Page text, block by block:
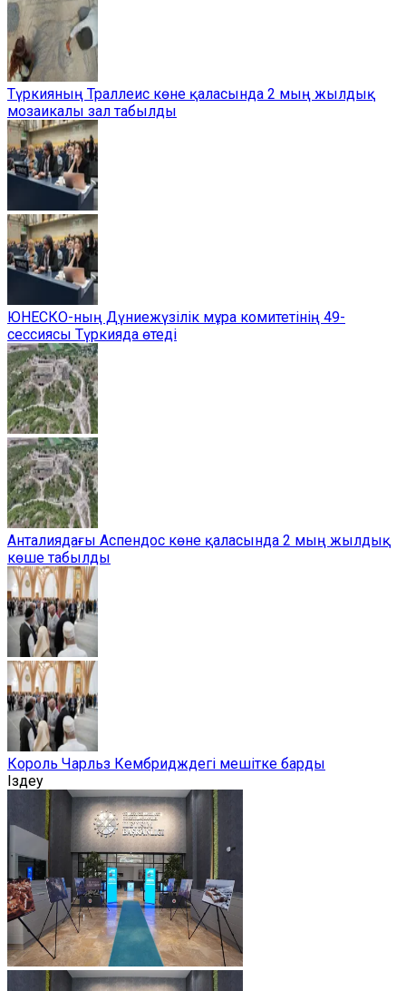
Түркияның Траллеис көне қаласында 2 мың жылдық
мозаикалы зал табылды
ЮНЕСКО-ның Дүниежүзілік мұра комитетінің 49-
сессиясы Түркияда өтеді
Анталиядағы Аспендос көне қаласында 2 мың жылдық
көше табылды
Король Чарльз Кембридждегі мешітке барды
Іздеу